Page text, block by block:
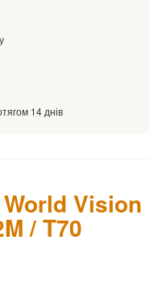
14 днів
Vision
/ T70